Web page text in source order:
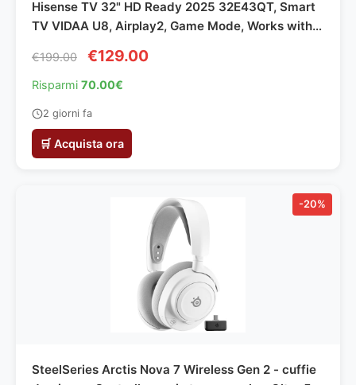
Hisense TV 32" HD Ready 2025 32E43QT, Smart
TV VIDAA U8, Airplay2, Game Mode, Works with
2025 LED
€199.00 €129.00
Risparmi 70.00€
2 giorni fa
🛒 Acquista ora
-20%
SteelSeries Arctis Nova 7 Wireless Gen 2 - cuffie